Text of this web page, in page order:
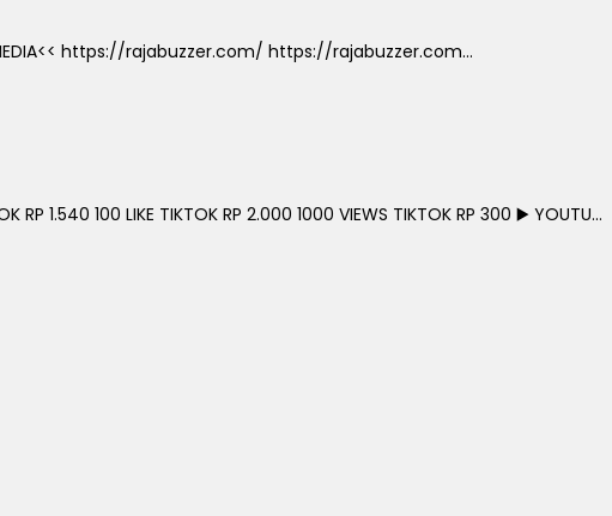
MEDIA<< https://rajabuzzer.com/ https://rajabuzzer.com...
RP 1.540 100 LIKE TIKTOK RP 2.000 1000 VIEWS TIKTOK RP 300 ▶️ YOUTU...